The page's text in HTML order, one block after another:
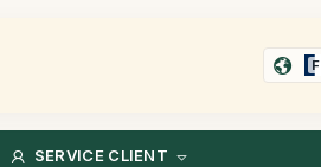
SERVICE CLIENT